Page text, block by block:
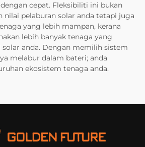
cepat. Fleksibiliti ini bukan
nilai pelaburan solar anda tetapi juga
yang lebih mampan, kerana
lebih banyak tenaga yang
solar anda. Dengan memilih sistem
melabur dalam bateri; anda
ekosistem tenaga anda.